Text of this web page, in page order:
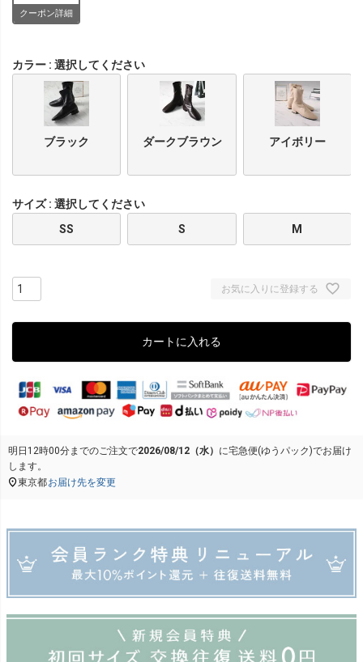
クーポン詳細
カラー 選択してください
ブラック ダークブラウン アイボリー
サイズ
選択してください
SS
S M
お気に入りに登録する
カートに入れる
明日 12時00分までのご注文で2026/08/12（水） に宅急便(ゆうパック)でお届け
します。
東京都お届け先を変更